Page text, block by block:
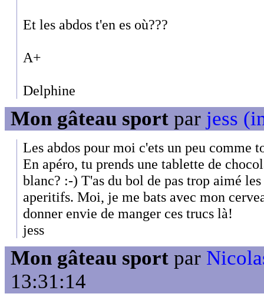
Et les abdos t'en es où???
A+
Delphine
Mon gâteau sport par jess
Les abdos pour moi c'ets un peu comme
En apéro, tu prends une tablette de
blanc? :-) T'as du bol de pas trop aimé
aperitifs. Moi, je me bats avec mon
donner envie de manger ces trucs là!
jess
Mon gâteau sport par
13:31:14